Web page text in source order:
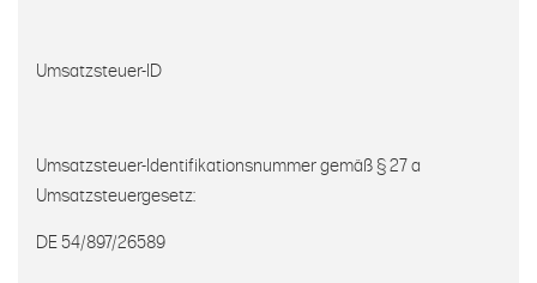
Umsatzsteuer-ID
Umsatzsteuer-Identifikationsnummer gemäß § 27 a
Umsatzsteuergesetz:
DE 54/897/26589